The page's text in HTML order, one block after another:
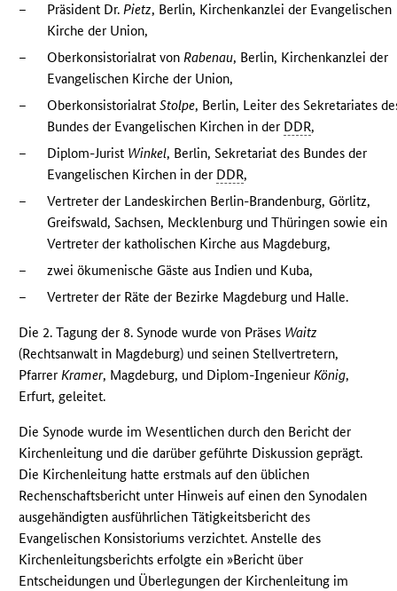
–
Präsident Dr.Pietz, Berlin, Kirchenkanzlei der Evangelischen
Kirche der Union,
–
Oberkonsistorialrat vonRabenau, Berlin, Kirchenkanzlei der
Evangelischen Kirche der Union,
–
OberkonsistorialratStolpe, Berlin, Leiter des Sekretariates
Bundes der Evangelischen Kirchen in der DDR,
–
Diplom-Jurist Winkel, Berlin, Sekretariat des Bundes der
Evangelischen Kirchen in der DDR,
–
Vertreter der Landeskirchen Berlin-Brandenburg, Görlitz,
Greifswald, Sachsen, Mecklenburg und Thüringen sowie ein
Vertreter der katholischen Kirche aus Magdeburg,
–
zwei ökumenische Gäste aus Indien und Kuba,
–
Vertreter der Räte der Bezirke Magdeburg und Halle.
Die 2. Tagung der 8. Synode wurde von Präses Waitz
(Rechtsanwalt in Magdeburg) und seinen Stellvertretern,
PfarrerKramer, Magdeburg, und Diplom-IngenieurKönig,
Erfurt, geleitet.
Die Synode wurde im Wesentlichen durch den Bericht der
Kirchenleitung und die darüber geführte Diskussion geprägt.
Die Kirchenleitung hatte erstmals auf den üblichen
Rechenschaftsbericht unter Hinweis auf einen den Synodalen
ausgehändigten ausführlichen Tätigkeitsbericht des
Evangelischen Konsistoriums verzichtet. Anstelle des
Kirchenleitungsberichts erfolgte ein »Bericht über
Entscheidungen und Überlegungen der Kirchenleitung im